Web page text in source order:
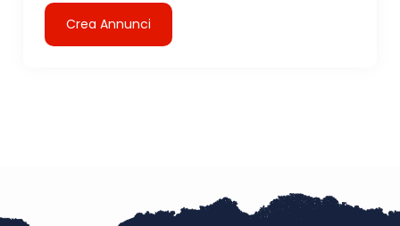
Crea Annunci